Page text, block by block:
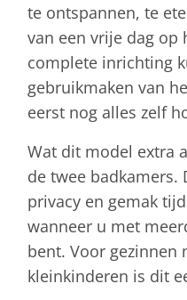
te ontspannen, te
van een vrije dag op
complete inrichting
gebruikmaken van
eerst nog alles zelf
Wat dit model extra
de twee badkamers.
privacy en gemak
wanneer u met
bent. Voor gezinnen
kleinkinderen is dit